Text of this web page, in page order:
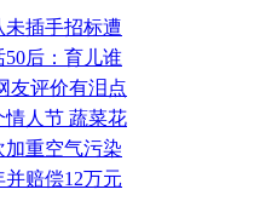
插手招标遭
后：育儿谁
友评价有泪点
情人节 蔬菜花
重空气污染
赔偿12万元